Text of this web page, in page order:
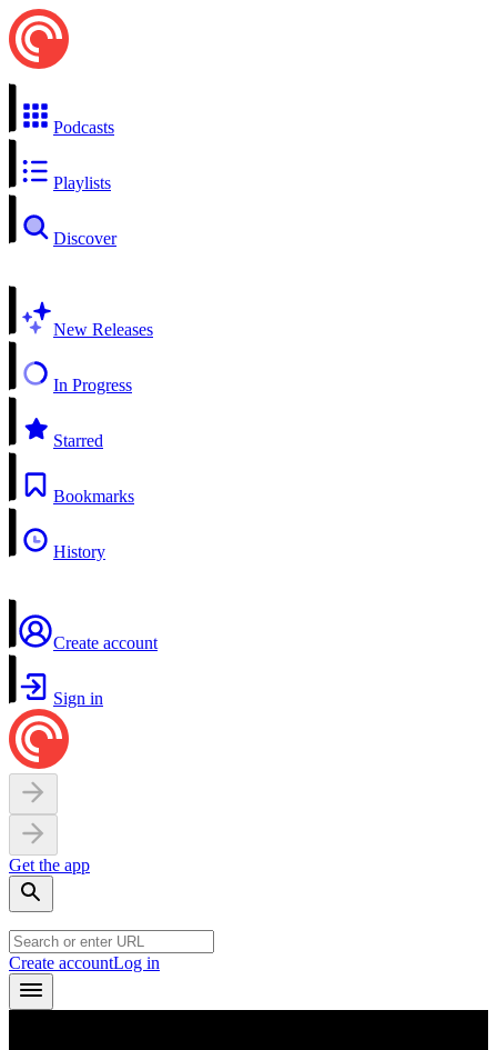
Podcasts
Playlists
Discover
New Releases
In Progress
Starred
Bookmarks
History
Create account
Sign in
Get the app
Create accountLog in